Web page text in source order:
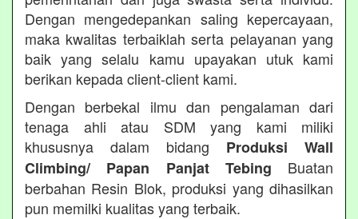
Dengan mengedepankan saling kepercayaan,
maka kwalitas terbaiklah serta pelayanan yang
baik yang selalu kamu upayakan utuk kami
berikan kepada client-client kami.
Dengan berbekal ilmu dan pengalaman dari
tenaga ahli atau SDM yang kami miliki
khususnya dalam bidang Produksi Wall
Climbing/ Papan Panjat Tebing Buatan
berbahan Resin Blok, produksi yang dihasilkan
pun memilki kualitas yang terbaik.